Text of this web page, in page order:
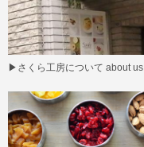
▶ さくら工房について about us